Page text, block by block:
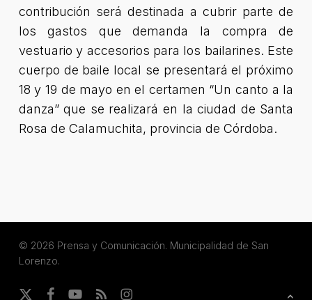
contribución será destinada a cubrir parte de
los gastos que demanda la compra de
vestuario y accesorios para los bailarines. Este
cuerpo de baile local se presentará el próximo
18 y 19 de mayo en el certamen “Un canto a la
danza” que se realizará en la ciudad de Santa
Rosa de Calamuchita, provincia de Córdoba.
© 2026 Prensa y Comunicación. Municipalidad de San
Lorenzo.
x- facebookyoutube
RSS instagram